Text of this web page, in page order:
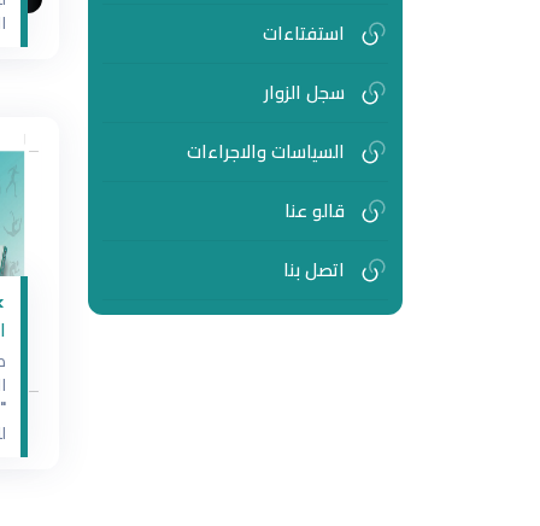
استفتاءات
سجل الزوار
السياسات والاجراءات
قالو عنا
اتصل بنا